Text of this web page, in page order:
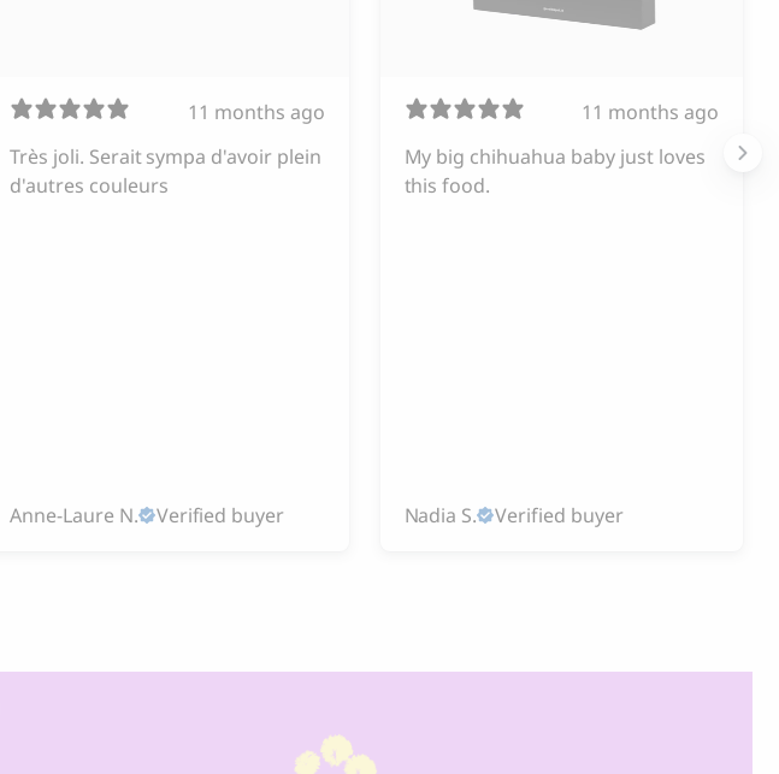
11 months ago
Très joli. Serait sympa d'avoir plein
d'autres couleurs
Anne-Laure N. Verified buyer
11 months ago
My big chihuahua baby just loves
this food.
Nadia S. Verified buyer